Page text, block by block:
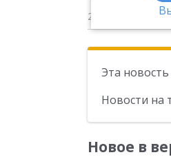
28.02.2025
Эта
Новости на
Новое в